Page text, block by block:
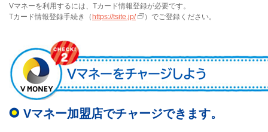
Vマネーを利用するには、Tカード情報登録が必要です。
Tカード情報登録手続き（ https://tsite.jp/ ）でご登録ください。
Vマネー加盟店でチャージできます。